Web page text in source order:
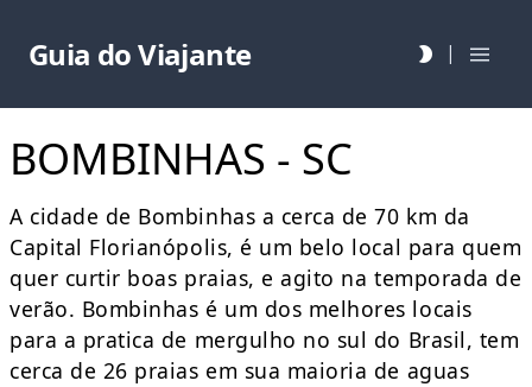
Guia do Viajante |
BOMBINHAS - SC
A cidade de Bombinhas a cerca de 70 km da
Capital Florianópolis, é um belo local para quem
quer curtir boas praias, e agito na temporada de
verão. Bombinhas é um dos melhores locais
para a pratica de mergulho no sul do Brasil, tem
cerca de 26 praias em sua maioria de aguas